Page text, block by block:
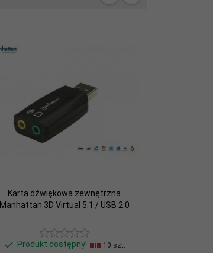
Karta dźwiękowa zewnętrzna
Manhattan 3D Virtual 5.1 / USB 2.0
Produkt dostępny! 10 szt.